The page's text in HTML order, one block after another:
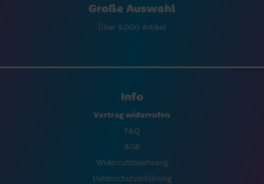
Große Auswahl
Über 9.000 Artikel
Info
Vertrag widerrufen
FAQ
AGB
Widerrufsbelehrung
Datenschutzerklärung